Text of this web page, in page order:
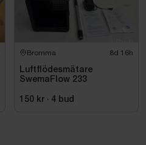
Bromma 8d 16h
Luftflödesmätare
SwemaFlow 233
150 kr · 4 bud